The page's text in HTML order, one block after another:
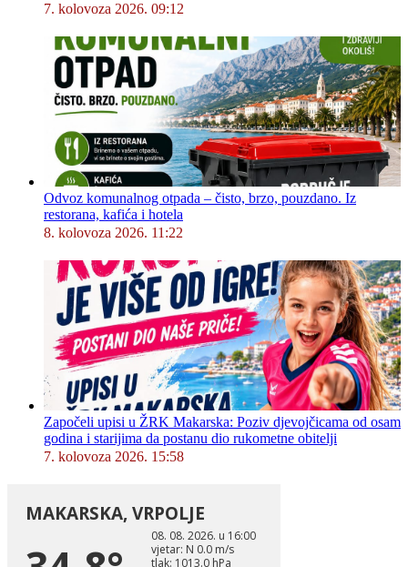
7. kolovoza 2026. 09:12
Odvoz komunalnog otpada – čisto, brzo, pouzdano. Iz
restorana, kafića i hotela
8. kolovoza 2026. 11:22
Započeli upisi u ŽRK Makarska: Poziv djevojčicama od osam
godina i starijima da postanu dio rukometne obitelji
7. kolovoza 2026. 15:58